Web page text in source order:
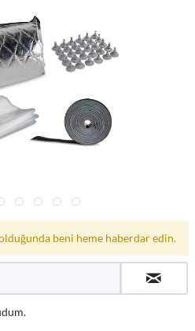
beni heme haberdar edin.